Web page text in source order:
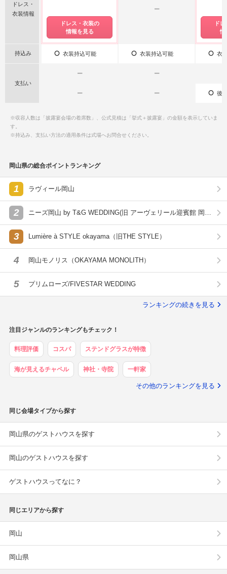
ドレス・
衣装情報
ドレス・衣装の
情報を見る
ー
ド
情
持込み 衣装持込可能 衣装持込可能 衣
支払い
ー ー
ー ー 後
※収容人数は「披露宴会場の着席数」、公式見積は「挙式＋披露宴」の金額を表示していま
す。
※持込み、支払い方法の適用条件は式場へお問合せください。
岡山県の総合ポイントランキング
1 ラヴィール岡山
2
ニーズ岡山 by T&G WEDDING(旧 アーヴェリール迎賓館 岡
3 Lumière à STYLE okayama（旧THE STYLE）
4 岡山モノリス（OKAYAMA MONOLITH）
5 プリムローズ/FIVESTAR WEDDING
ランキングの続きを見る
注目ジャンルのランキングもチェック！
料理評価 コスパ ステンドグラスが特徴
海が見えるチャペル 神社・寺院 一軒家
その他のランキングを見る
同じ会場タイプから探す
岡山県のゲストハウスを探す
岡山のゲストハウスを探す
ゲストハウスってなに？
同じエリアから探す
岡山
岡山県